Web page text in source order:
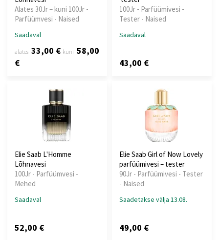
Alates 30Jr – kuni 100Jr -
Parfüümvesi - Naised
Saadaval
alates 33,00 € kuni 58,00
€
100Jr - Parfüümivesi -
Tester - Naised
Saadaval
43,00 €
Elie Saab L'Homme
Lõhnavesi
100Jr - Parfüümvesi -
Mehed
Saadaval
52,00 €
Elie Saab Girl of Now Lovely
parfüümivesi – tester
90Jr - Parfüümivesi - Tester
- Naised
Saadetakse välja 13.08.
49,00 €